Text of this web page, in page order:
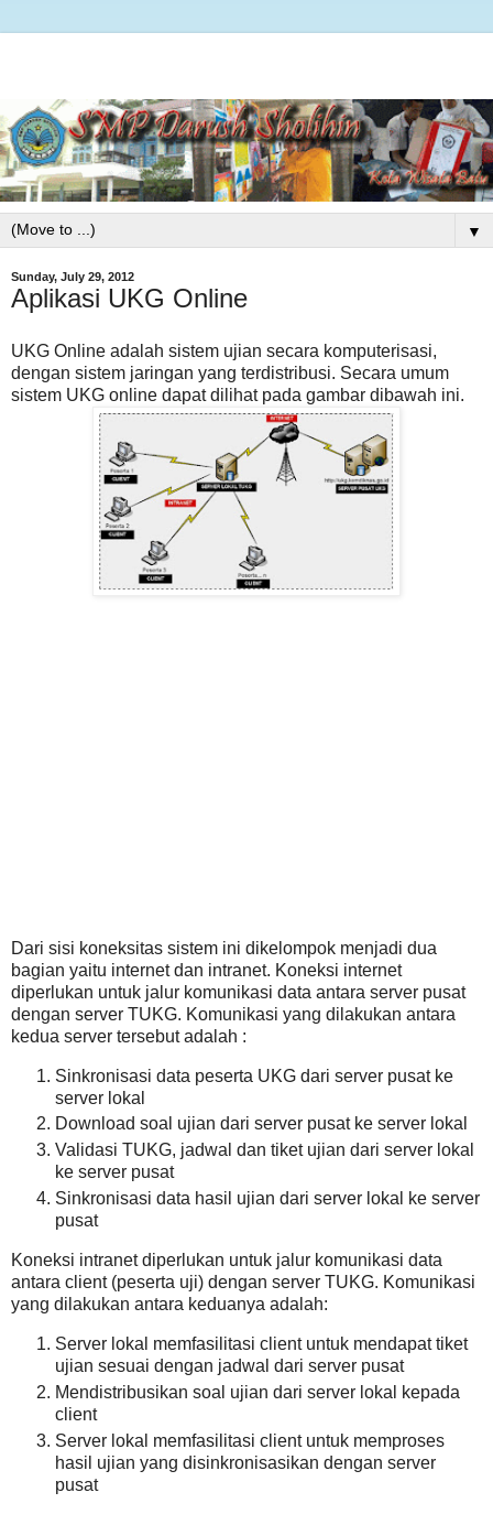
▼
Sunday, July 29, 2012
Aplikasi UKG Online
UKG Online adalah sistem ujian secara komputerisasi,
dengan sistem jaringan yang terdistribusi. Secara umum
sistem UKG online dapat dilihat pada gambar dibawah ini.
Dari sisi koneksitas sistem ini dikelompok menjadi dua
bagian yaitu internet dan intranet. Koneksi internet
diperlukan untuk jalur komunikasi data antara server pusat
dengan server TUKG. Komunikasi yang dilakukan antara
kedua server tersebut adalah :
Sinkronisasi data peserta UKG dari server pusat ke
server lokal
Download soal ujian dari server pusat ke server lokal
Validasi TUKG, jadwal dan tiket ujian dari server lokal
ke server pusat
Sinkronisasi data hasil ujian dari server lokal ke server
pusat
Koneksi intranet diperlukan untuk jalur komunikasi data
antara client (peserta uji) dengan server TUKG. Komunikasi
yang dilakukan antara keduanya adalah:
Server lokal memfasilitasi client untuk mendapat tiket
ujian sesuai dengan jadwal dari server pusat
Mendistribusikan soal ujian dari server lokal kepada
client
Server lokal memfasilitasi client untuk memproses
hasil ujian yang disinkronisasikan dengan server
pusat